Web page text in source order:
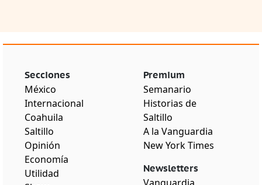
Secciones
México
Internacional
Coahuila
Saltillo
Opinión
Economía
Utilidad
Premium
Semanario
Historias de
Saltillo
A la Vanguardia
New York Times
Newsletters